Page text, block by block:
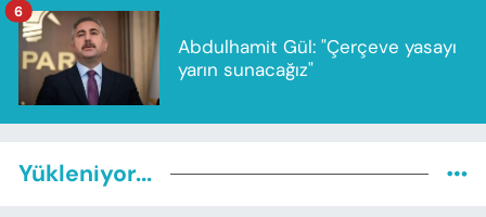
Abdulhamit Gül: "Çerçeve yasayı
yarın sunacağız"
6
Yükleniyor...